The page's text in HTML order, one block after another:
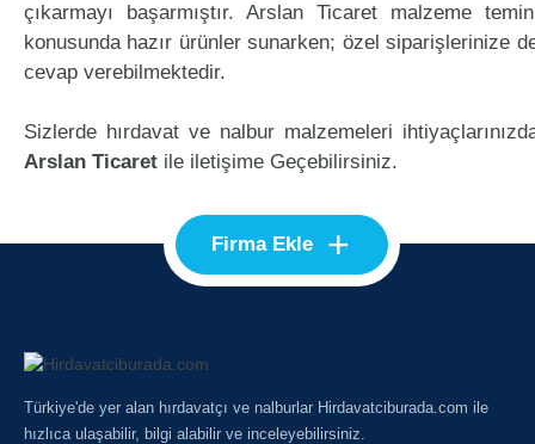
çıkarmayı başarmıştır. Arslan Ticaret malzeme
konusunda hazır ürünler sunarken; özel siparişlerinize
cevap verebilmektedir.
Sizlerde hırdavat ve nalbur malzemeleri
Arslan Ticaret ile iletişime Geçebilirsiniz.
Firma Ekle +
Türkiye'de yer alan hırdavatçı ve nalburlar Hirdavatciburada.com ile
hızlıca ulaşabilir, bilgi alabilir ve inceleyebilirsiniz.